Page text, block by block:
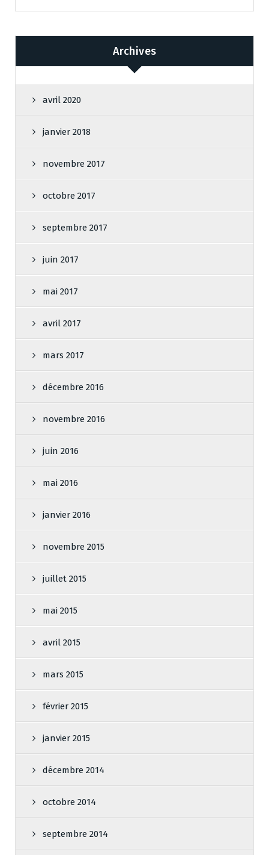
Archives
avril 2020
janvier 2018
novembre 2017
octobre 2017
septembre 2017
juin 2017
mai 2017
avril 2017
mars 2017
décembre 2016
novembre 2016
juin 2016
mai 2016
janvier 2016
novembre 2015
juillet 2015
mai 2015
avril 2015
mars 2015
février 2015
janvier 2015
décembre 2014
octobre 2014
septembre 2014